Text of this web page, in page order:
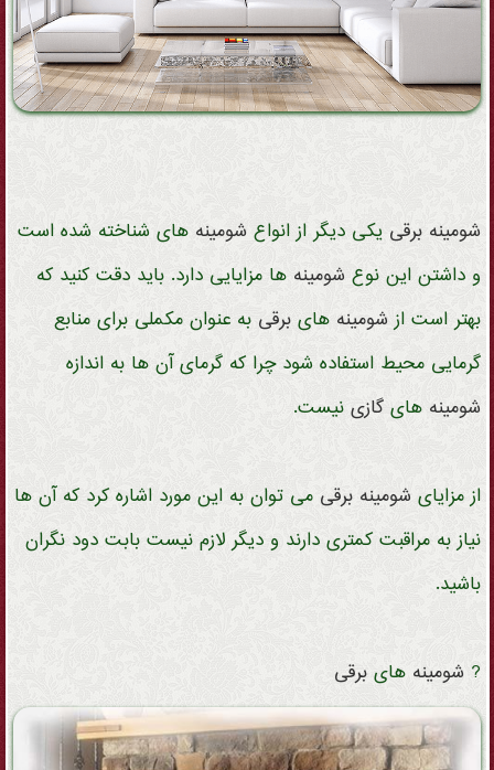
شومینه برقی یکی دیگر از انواع شومینه های شناخته شده است
و داشتن این نوع شومینه ها مزایایی دارد. باید دقت کنید که
بهتر است از شومینه های برقی به عنوان مکملی برای منابع
گرمایی محیط استفاده شود چرا که گرمای آن ها به اندازه
شومینه های گازینیست.
از مزایای شومینه برقی می توان به این مورد اشاره کرد که آن ها
نیاز به مراقبت کمتری دارند و دیگر لازم نیست بابت دود نگران
باشید.
? شومینه های برقی